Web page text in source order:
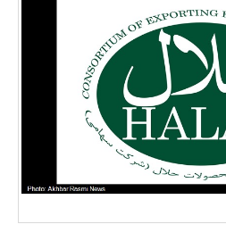
بانک، بیمه و سرمایه
مسکن و ساختمان